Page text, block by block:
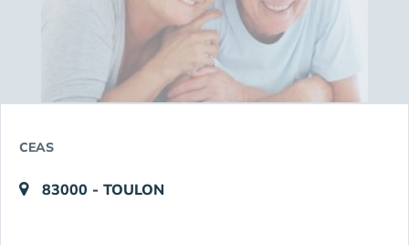
CEAS
83000 - TOULON